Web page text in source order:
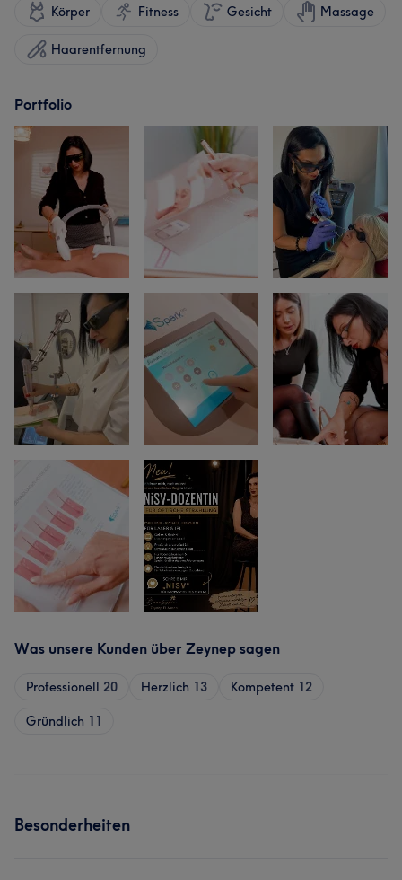
Körper Fitness Gesicht Massage
Haarentfernung
Portfolio
Was unsere Kunden über Zeynep sagen
Professionell 20 Herzlich 13 Kompetent 12
Gründlich 11
Besonderheiten